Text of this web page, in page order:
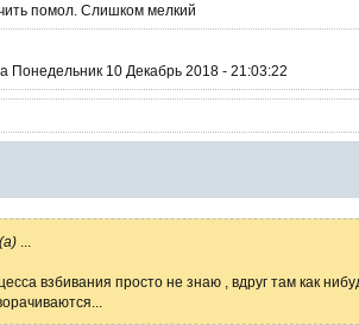
помол. Слишком мелкий
Понедельник 10 Декабрь 2018 - 21:03:22
взбивания просто не знаю , вдруг там как